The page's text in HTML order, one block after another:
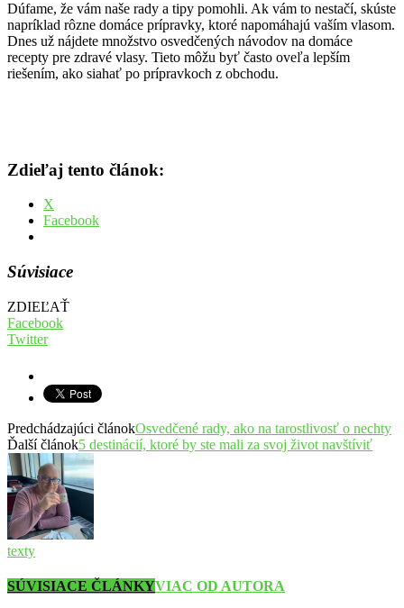
Dúfame, že vám naše rady a tipy pomohli. Ak vám to nestačí, skúste
napríklad rôzne domáce prípravky, ktoré napomáhajú vaším vlasom.
Dnes už nájdete množstvo osvedčených návodov na domáce
recepty pre zdravé vlasy. Tieto môžu byť často oveľa lepším
riešením, ako siahať po prípravkoch z obchodu.
Zdieľaj tento článok:
X
Facebook
Súvisiace
ZDIEĽAŤ
Facebook
Twitter
Predchádzajúci článokOsvedčené rady, ako na tarostlivosť o nechty
Ďalší článok5 destinácií, ktoré by ste mali za svoj život navštíviť
texty
SÚVISIACE ČLÁNKYVIAC OD AUTORA